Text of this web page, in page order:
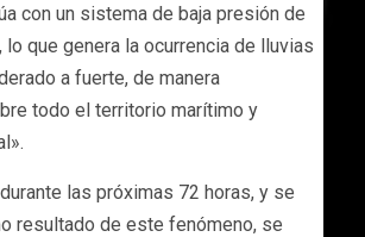
con un sistema de baja presión de
que genera la ocurrencia de lluvias
a fuerte, de manera
todo el territorio marítimo y
las próximas 72 horas, y se
resultado de este fenómeno, se